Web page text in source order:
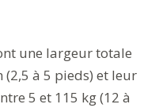
une largeur totale
à 5 pieds) et leur
5 et 115 kg (12 à